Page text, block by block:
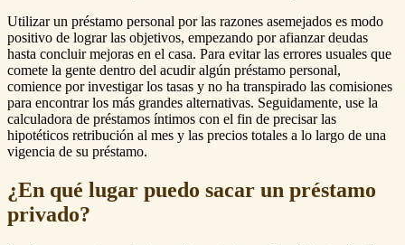
Utilizar un préstamo personal por las razones asemejados es modo
positivo de lograr las objetivos, empezando por afianzar deudas
hasta concluir mejoras en el casa. Para evitar las errores usuales que
comete la gente dentro del acudir algún préstamo personal,
comience por investigar los tasas y no ha transpirado las comisiones
para encontrar los más grandes alternativas. Seguidamente, use la
calculadora de préstamos íntimos con el fin de precisar las
hipotéticos retribución al mes y las precios totales a lo largo de una
vigencia de su préstamo.
¿En qué lugar puedo sacar un préstamo
privado?